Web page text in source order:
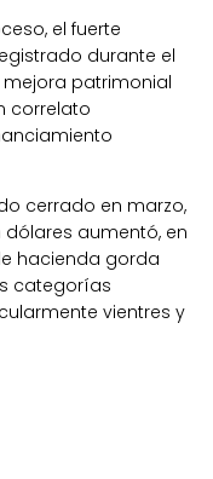
el fuerte
durante el
patrimonial
correlato
cerrado en marzo,
aumentó, en
hacienda gorda
categorías
vientres y